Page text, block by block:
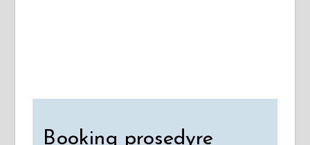
Booking prosedyre